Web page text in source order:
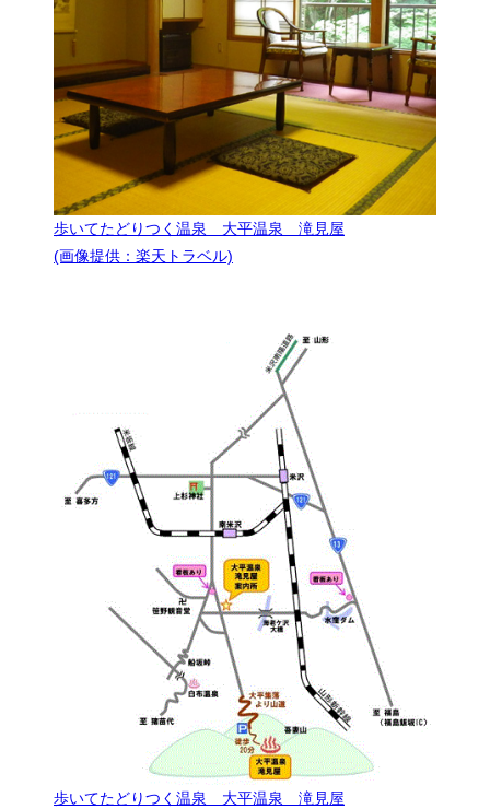
歩いてたどりつく温泉 大平温泉 滝見屋
(画像提供：楽天トラベル)
歩いてたどりつく温泉 大平温泉 滝見屋